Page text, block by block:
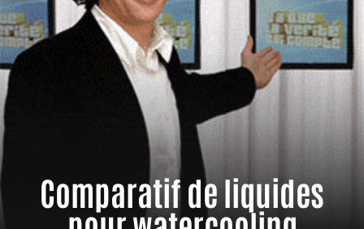
Comparatif de liquides